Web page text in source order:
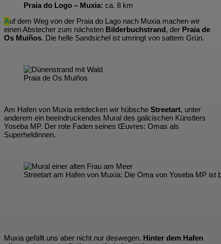
Praia do Logo – Muxia: ca. 8 km
Auf dem Weg von der Praia do Lago nach Muxia machen wir
einen Abstecher zum nächsten Bilderbuchstrand, der Praia de
Os Muiños. Die helle Sandsichel ist umringt von sattem Grün.
Praia de Os Muiños
Am Hafen von Muxia entdecken wir hübsche Streetart, unter
anderem ein beeindruckendes Mural des galicischen Künstlers
Yoseba MP. Der rote Faden seines Œuvres: Omas als
Superheldinnen.
Streetart am Hafen von Muxia: Die Oma von Yoseba MP ist
Muxia gefällt uns aber nicht nur deswegen. Hinter dem Hafen